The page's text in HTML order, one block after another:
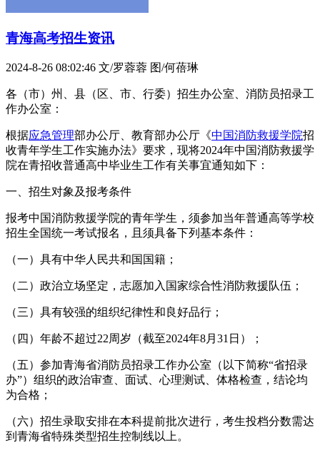
青海高考招生资讯
2024-8-26 08:02:46 文/罗蓉蓉 图/何蓓琳
各（市）州、县（区、市、行委）招生办公室、消防员招录工
作办公室：
根据应急管理部办公厅、教育部办公厅《中国消防救援学院招
收青年学生工作实施办法》要求，现将2024年中国消防救援学
院在青招收普通高中毕业生工作有关事宜通知如下：
一、招生对象及报考条件
报考中国消防救援学院的青年学生，须参加当年普通高等学校
招生全国统一考试报名，且须具备下列基本条件：
（一）具有中华人民共和国国籍；
（二）政治立场坚定，志愿加入国家综合性消防救援队伍；
（三）具有较强的组织纪律性和良好品行；
（四）年龄不超过22周岁（截至2024年8月31日）；
（五）参加青海省消防员招录工作办公室（以下简称“省招录
办”）组织的政治审查、面试、心理测试、体格检查，结论均
为合格；
（六）招生录取安排在本科提前批次进行，考生投档分数需达
到青海省特殊类型招生控制线以上。